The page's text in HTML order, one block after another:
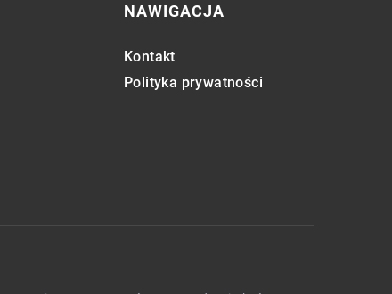
NAWIGACJA
Kontakt
Polityka prywatności